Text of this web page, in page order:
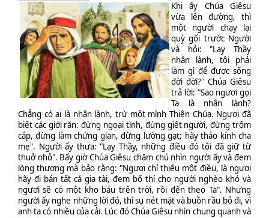
Khi ấy Chúa Giêsu
vừa lên đường, thì
một người chạy lại
quỳ gối trước Người
và hỏi: "Lạy Thầy
nhân lành, tôi phải
làm gì để được sống
đời đời?" Chúa Giêsu
trả lời: "Sao ngươi gọi
Ta là nhân lành?
Chẳng có ai là nhân lành, trừ một mình Thiên Chúa. Ngươi đã
biết các giới răn: đừng ngoại tình, đừng giết người, đừng trộm
cắp, đừng làm chứng gian, đừng lường gạt; hãy thảo kính cha
mẹ". Người ấy thưa: "Lạy Thầy, những điều đó tôi đã giữ từ
thuở nhỏ". Bấy giờ Chúa Giêsu chăm chú nhìn người ấy và đem
lòng thương mà bảo rằng: "Ngươi chỉ thiếu một điều, là ngươi
hãy đi bán tất cả gia tài, đem bố thí cho người nghèo khó và
ngươi sẽ có một kho báu trên trời, rồi đến theo Ta". Nhưng
người ấy nghe những lời đó, thì sụ nét mặt và buồn rầu bỏ đi, vì
anh ta có nhiều của cải. Lúc đó Chúa Giêsu nhìn chung quanh và